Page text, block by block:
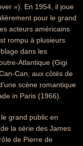
»). En 1954, il joue
pour le grand
acteurs américains
rompu à plusieurs
dans les
Atlantique (Gigi
Can, aux côtés de
scène romantique
in Paris (1966).
grand public en
la série des James
de Pierre de